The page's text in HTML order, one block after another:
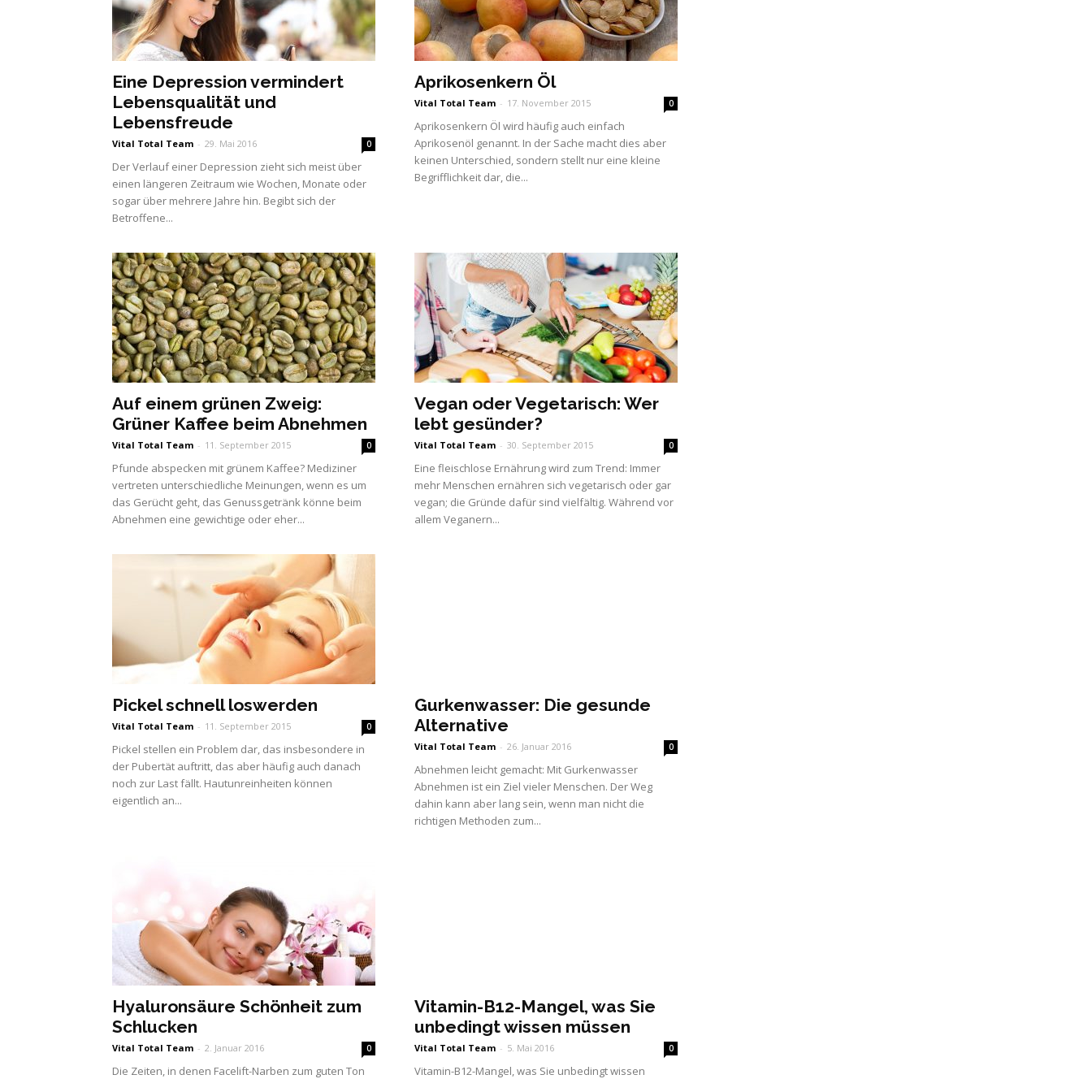
Eine Depression vermindert
Lebensqualität und
Lebensfreude
Vital Total Team - 29. Mai 2016 0
Der Verlauf einer Depression zieht sich meist über
einen längeren Zeitraum wie Wochen, Monate oder
sogar über mehrere Jahre hin. Begibt sich der
Betroffene...
Aprikosenkern Öl
Vital Total Team - 17. November 2015 0
Aprikosenkern Öl wird häufig auch einfach
Aprikosenöl genannt. In der Sache macht dies aber
keinen Unterschied, sondern stellt nur eine kleine
Begrifflichkeit dar, die...
Auf einem grünen Zweig:
Grüner Kaffee beim Abnehmen
Vital Total Team - 11. September 2015 0
Pfunde abspecken mit grünem Kaffee? Mediziner
vertreten unterschiedliche Meinungen, wenn es um
das Gerücht geht, das Genussgetränk könne beim
Abnehmen eine gewichtige oder eher...
Vegan oder Vegetarisch: Wer
lebt gesünder?
Vital Total Team - 30. September 2015 0
Eine fleischlose Ernährung wird zum Trend: Immer
mehr Menschen ernähren sich vegetarisch oder gar
vegan; die Gründe dafür sind vielfältig. Während vor
allem Veganern...
Pickel schnell loswerden
Vital Total Team - 11. September 2015 0
Pickel stellen ein Problem dar, das insbesondere in
der Pubertät auftritt, das aber häufig auch danach
noch zur Last fällt. Hautunreinheiten können
eigentlich an...
Gurkenwasser: Die gesunde
Alternative
Vital Total Team - 26. Januar 2016 0
Abnehmen leicht gemacht: Mit Gurkenwasser
Abnehmen ist ein Ziel vieler Menschen. Der Weg
dahin kann aber lang sein, wenn man nicht die
richtigen Methoden zum...
Hyaluronsäure Schönheit zum
Schlucken
Vital Total Team - 2. Januar 2016 0
Die Zeiten, in denen Facelift-Narben zum guten Ton
Vitamin-B12-Mangel, was Sie
unbedingt wissen müssen
Vital Total Team - 5. Mai 2016 0
Vitamin-B12-Mangel, was Sie unbedingt wissen